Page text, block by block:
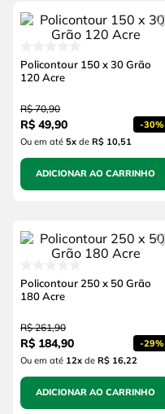
Policontour 150 x 30 Grão
120 Acre
R$ 70,90
R$ 49,90 -30%
Ou em até 5xde R$ 10,51
ADICIONAR AO CARRINHO
Policontour 250 x 50 Grão
180 Acre
R$ 261,90
R$ 184,90 -29%
Ou em até 12xde R$ 16,22
ADICIONAR AO CARRINHO